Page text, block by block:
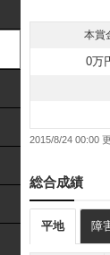
本賞
0万
2015/8/24 00:00
総合成績
平地 障